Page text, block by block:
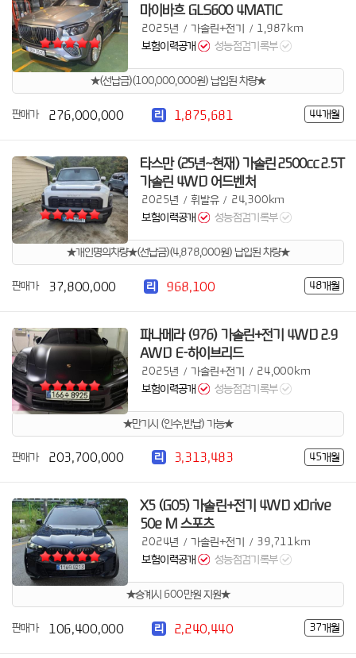
마이바흐 GLS600 4MATIC
2025년 / 가솔린+전기 / 1,987km
보험이력공개
성능점검기록부
★(선납금)(100,000,000원) 납입된 차량★
판매가 276,000,000 리 1,875,681 44개월
타스만 (25년~현재) 가솔린 2500cc 2.5T
가솔린 4WD 어드벤처
2025년 / 휘발유 / 24,300km
보험이력공개
성능점검기록부
★개인명의차량★(선납금)(4,878,000원) 납입된 차량★
판매가 37,800,000 리 968,100 48개월
파나메라 (976) 가솔린+전기 4WD 2.9
AWD E-하이브리드
2025년 / 가솔린+전기 / 24,000km
보험이력공개
성능점검기록부
★만기시 (인수,반납) 가능★
판매가 203,700,000 리 3,313,483 45개월
X5 (G05) 가솔린+전기 4WD xDrive
50e M 스포츠
2024년 / 가솔린+전기 / 39,711km
보험이력공개
성능점검기록부
★승계시 600만원 지원★
판매가 106,400,000 리 2,240,440 37개월